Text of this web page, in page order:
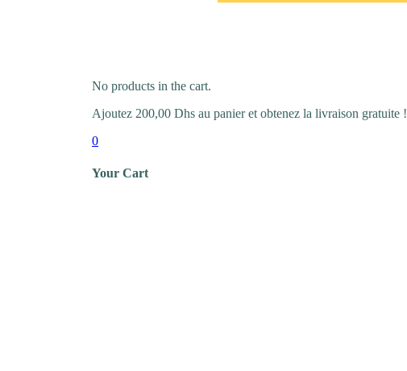
No products in the cart.
Ajoutez 200,00 Dhs au panier et obtenez la livraison gratuite !
0
Your Cart